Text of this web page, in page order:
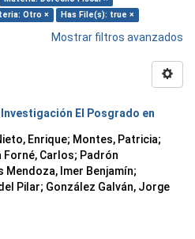
Otro × Has File(s): true ×
Mostrar filtros avanzados
El Posgrado en
Enrique; Montes, Patricia;
Forné, Carlos; Padrón
Mendoza, Imer Benjamín;
Pilar; González Galván, Jorge